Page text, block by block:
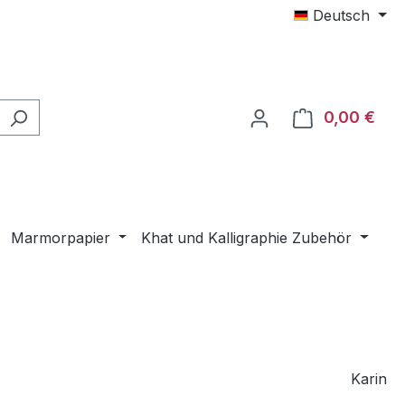
Deutsch
0,00 €
Marmorpapier
Khat und Kalligraphie Zubehör
Karin